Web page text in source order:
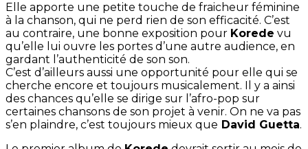
Elle apporte une petite touche de fraicheur féminine
à la chanson, qui ne perd rien de son efficacité. C’est
au contraire, une bonne exposition pour Korede vu
qu’elle lui ouvre les portes d’une autre audience, en
gardant l’authenticité de son son.
C’est d’ailleurs aussi une opportunité pour elle qui se
cherche encore et toujours musicalement. Il y a ainsi
des chances qu’elle se dirige sur l’afro-pop sur
certaines chansons de son projet à venir. On ne va pas
s’en plaindre, c’est toujours mieux que David Guetta.